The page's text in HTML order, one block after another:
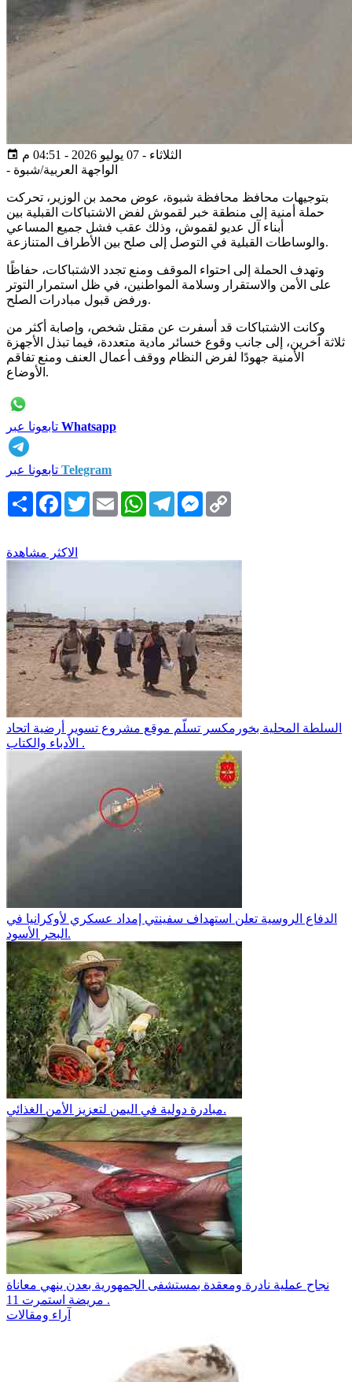
الثلاثاء - 07 يوليو 2026 - 04:51 م
- الواجهة العربية/شبوة
بتوجيهات محافظ محافظة شبوة، عوض محمد بن الوزير، تحركت
حملة أمنية إلى منطقة خبر لقموش لفض الاشتباكات القبلية بين
أبناء آل عديو لقموش، وذلك عقب فشل جميع المساعي
والوساطات القبلية في التوصل إلى صلح بين الأطراف المتنازعة.
وتهدف الحملة إلى احتواء الموقف ومنع تجدد الاشتباكات، حفاظًا
على الأمن والاستقرار وسلامة المواطنين، في ظل استمرار التوتر
ورفض قبول مبادرات الصلح.
وكانت الاشتباكات قد أسفرت عن مقتل شخص، وإصابة أكثر من
ثلاثة آخرين، إلى جانب وقوع خسائر مادية متعددة، فيما تبذل الأجهزة
الأمنية جهودًا لفرض النظام ووقف أعمال العنف ومنع تفاقم
الأوضاع.
Whatsapp
Telegram
انشر Facebook
TwitterEmail WhatsAppTelegramMessenger
الاكثر مشاهدة
السلطة المحلية بخورمكسر تسلّم موقع مشروع تسوير أرضية اتحاد
الأدباء والكتاب .
الدفاع الروسية تعلن استهداف سفينتي إمداد عسكري لأوكرانيا في
البحر الأسود.
مبادرة دولية في اليمن لتعزيز الأمن الغذائي.
نجاح عملية نادرة ومعقدة بمستشفى الجمهورية بعدن ينهي معاناة
مريضة استمرت 11 .
آراء ومقالات